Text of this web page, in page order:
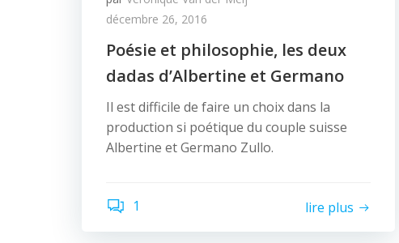
décembre 26, 2016
Poésie et philosophie, les deux
dadas d’Albertine et Germano
Il est difficile de faire un choix dans la
production si poétique du couple suisse
Albertine et Germano Zullo.
1 lire plus